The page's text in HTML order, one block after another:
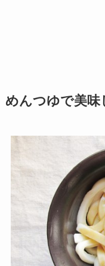
めんつゆで美味